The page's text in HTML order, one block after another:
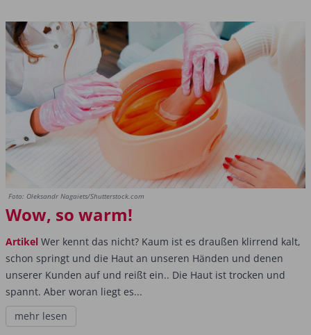
Foto: Oleksandr Nagaiets/Shutterstock.com
Wow, so warm!
Artikel Wer kennt das nicht? Kaum ist es draußen klirrend kalt,
schon springt und die Haut an unseren Händen und denen
unserer Kunden auf und reißt ein.. Die Haut ist trocken und
spannt. Aber woran liegt es...
mehr lesen